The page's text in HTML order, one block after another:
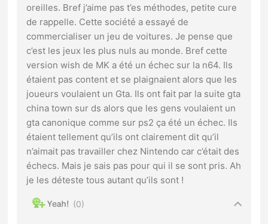
oreilles. Bref j’aime pas t’es méthodes, petite cure
de rappelle. Cette société a essayé de
commercialiser un jeu de voitures. Je pense que
c’est les jeux les plus nuls au monde. Bref cette
version wish de MK a été un échec sur la n64. Ils
étaient pas content et se plaignaient alors que les
joueurs voulaient un Gta. Ils ont fait par la suite gta
china town sur ds alors que les gens voulaient un
gta canonique comme sur ps2 ça été un échec. Ils
étaient tellement qu’ils ont clairement dit qu’il
n’aimait pas travailler chez Nintendo car c’était des
échecs. Mais je sais pas pour qui il se sont pris. Ah
je les déteste tous autant qu’ils sont !
0